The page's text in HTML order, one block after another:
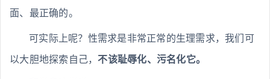
面、最正确的。
可实际上呢？性需求是非常正常的生理需求，我们可
以大胆地探索自己，不该耻辱化、污名化它。